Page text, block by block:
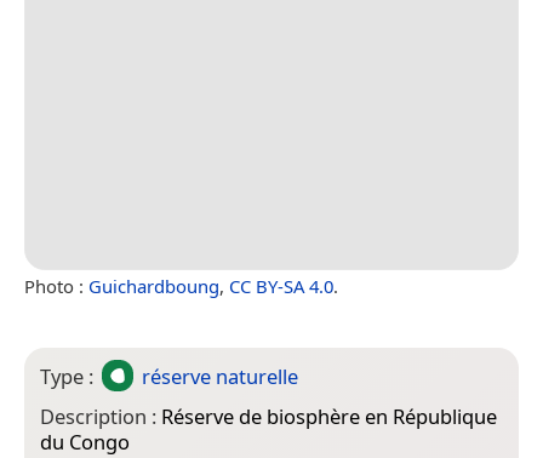
Photo : Guichardboung, CC BY-SA 4.0.
Type :
réserve naturelle
Description : Réserve de biosphère en République
du Congo